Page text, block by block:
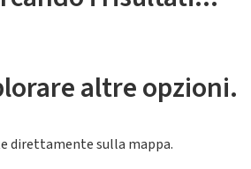
altre opzioni.
direttamente sulla mappa.